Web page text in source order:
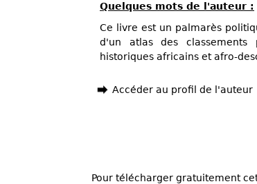
Quelques mots de l'auteur :
Ce livre est un palmarès
d'un atlas des classements
historiques africains et afro-
Accéder au profil de l'auteur
Pour télécharger gratuitement